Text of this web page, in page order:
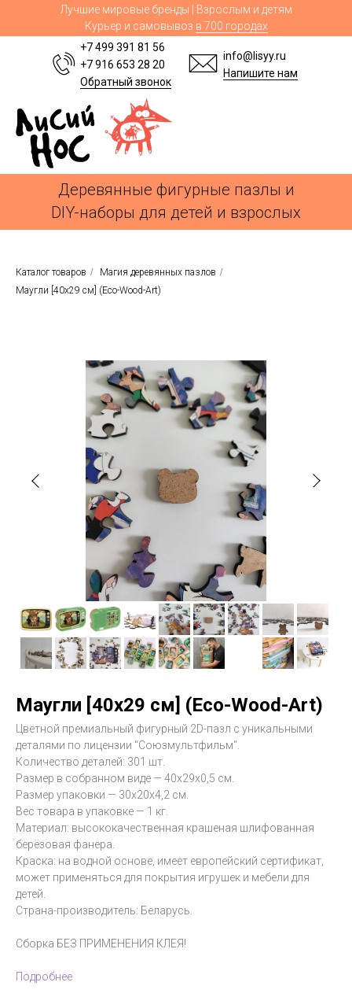
Лучшие мировые бренды | Взрослым и детям
Курьер и самовывоз в 700 городах
+7 499 391 81 56
+7 916 653 28 20
Обратный звонок
info@lisyy.ru
Напишите нам
Деревянные фигурные пазлы и
DIY-наборы для детей и взрослых
Каталог товаров / Магия деревянных пазлов /
Маугли [40x29 см] (Eco-Wood-Art)
Маугли [40x29 см] (Eco-Wood-Art)
Цветной премиальный фигурный 2D-пазл с уникальными
деталями по лицензии "Союзмультфильм".
Количество деталей: 301 шт.
Размер в собранном виде — 40х29х0,5 см.
Размер упаковки — 30х20х4,2 см.
Вес товара в упаковке — 1 кг.
Материал: высококачественная крашеная шлифованная
берёзовая фанера.
Краска: на водной основе, имеет европейский сертификат,
может применяться для покрытия игрушек и мебели для
детей.
Страна-производитель: Беларусь.
Сборка БЕЗ ПРИМЕНЕНИЯ КЛЕЯ!
Подробнее